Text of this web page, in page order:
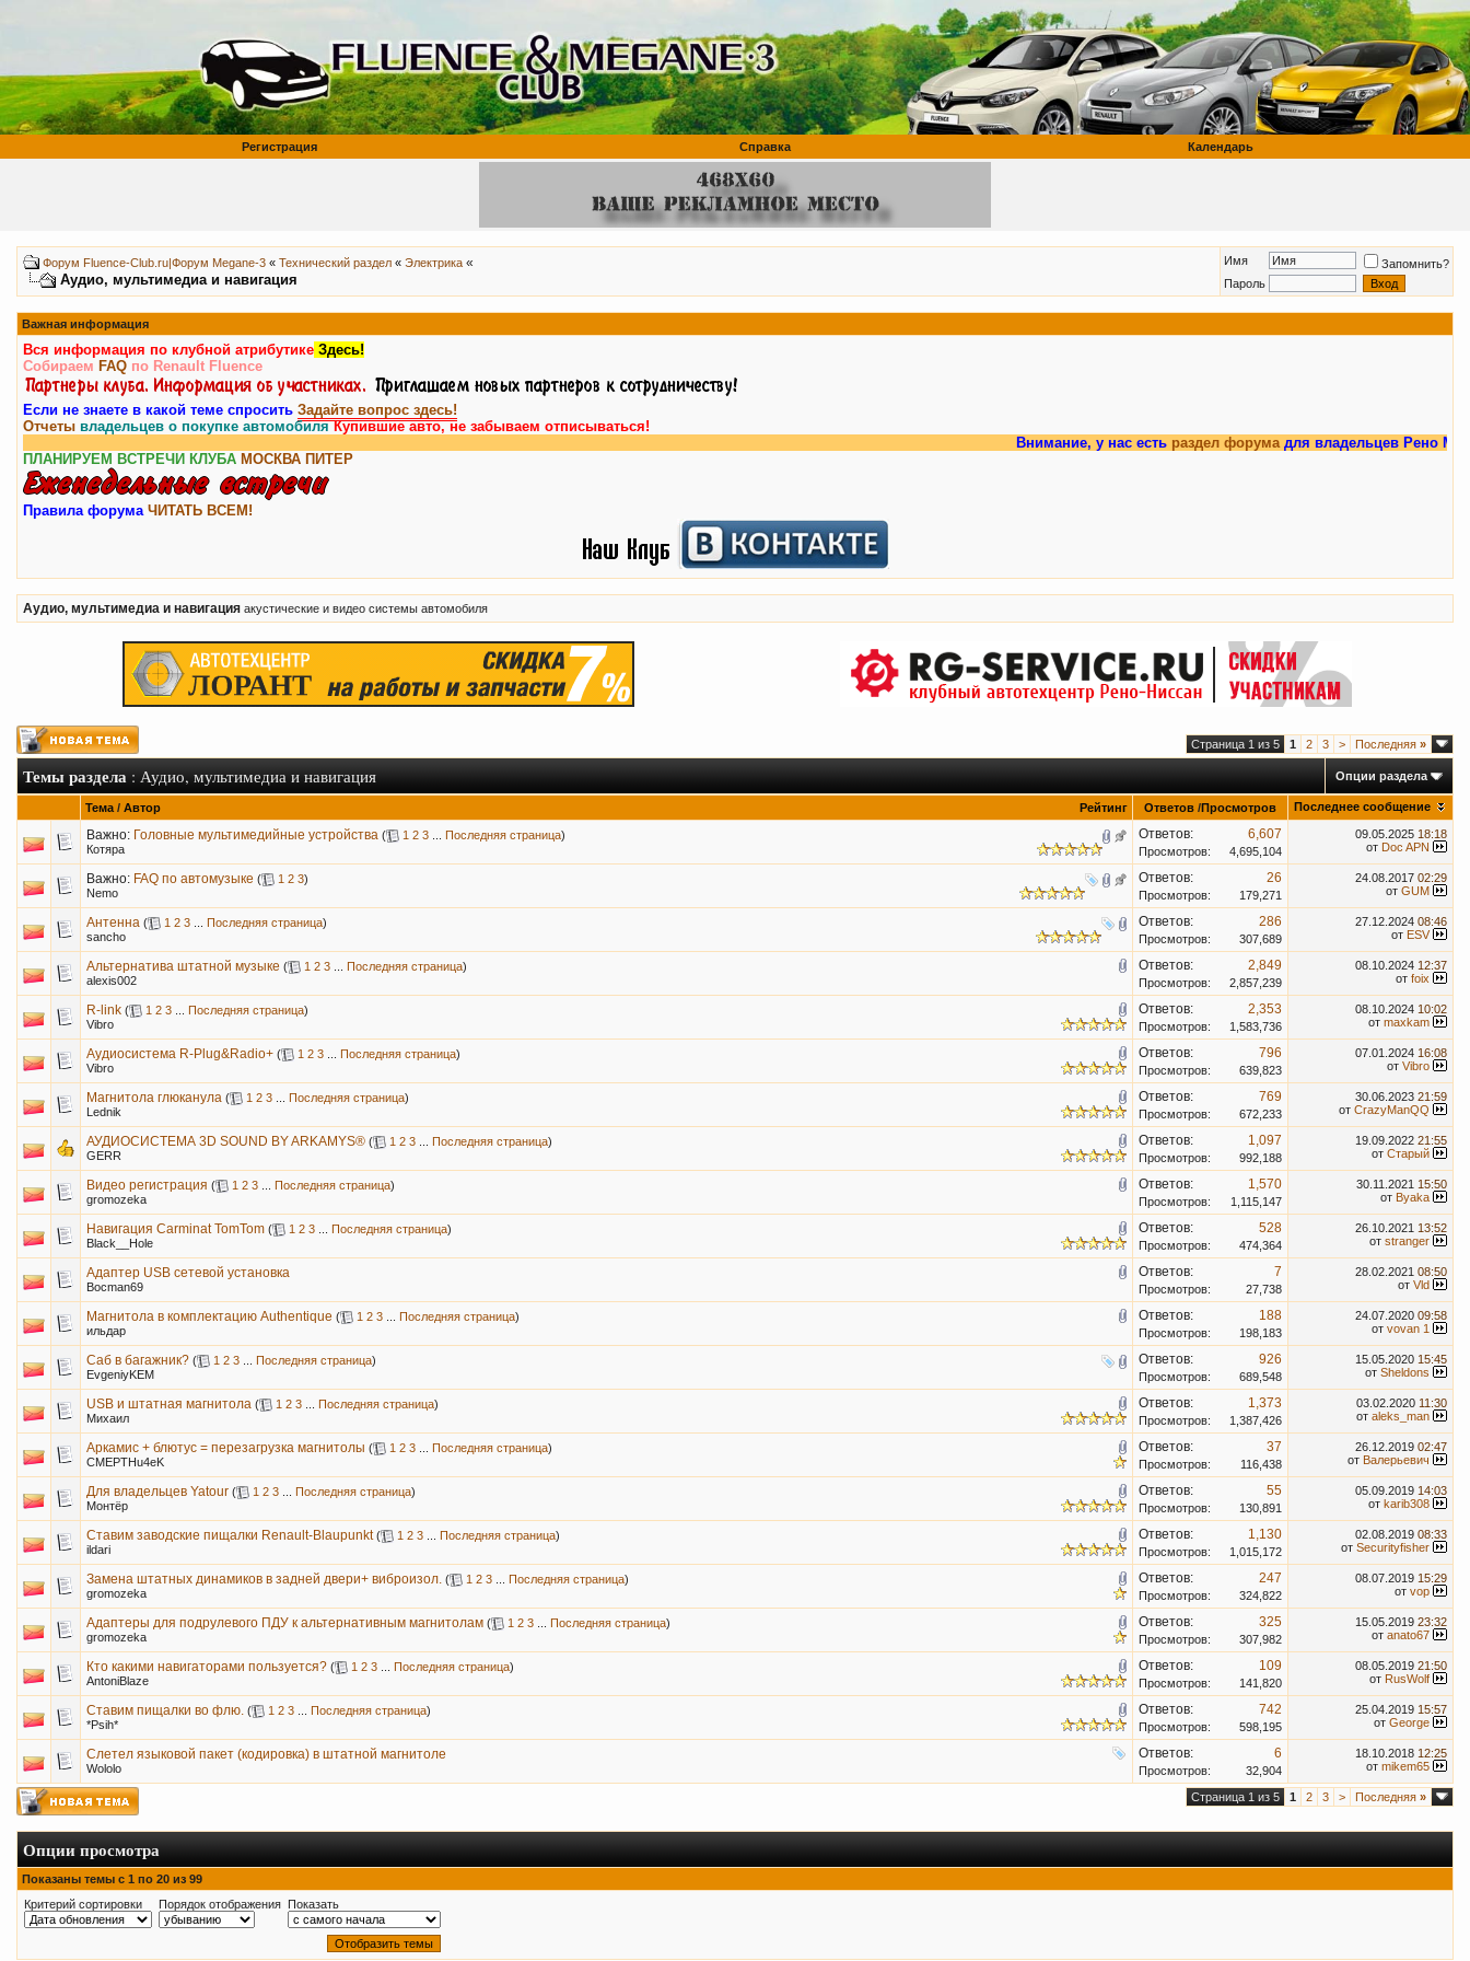
Регистрация Справка Календарь
Форум Fluence-Club.ru|Форум Megane-3 « Технический раздел « Электрика «
Аудио, мультимедиа и навигация
Имя
Запомнить?
Пароль
Важная информация
Вся информация по клубной атрибутике Здесь!
Собираем FAQ по Renault Fluence
Если не знаете в какой теме спросить Задайте вопрос здесь!
Отчеты владельцев о покупке автомобиляКупившие авто, не забываем отписываться!
Внимание, у нас естьраздел форумадля владельцев Рено Меган 3.
ПЛАНИРУЕМ ВСТРЕЧИ КЛУБА МОСКВА ПИТЕР
Правила форума ЧИТАТЬ ВСЕМ!
Аудио, мультимедиа и навигация акустические и видео системы автомобиля
Страница 1 из 5 1 2 3 > Последняя »
Темы раздела: Аудио, мультимедиа и навигация Опции раздела
Рейтинг
Тема / Автор Ответов /Просмотров Последнее сообщение
Важно: Головные мультимедийные устройства ( 1 2 3 Последняя страница)
Котяра
6,607
Ответов:
4,695,104
Просмотров:
09.05.2025 18:18
от Doc APN
Важно: FAQ по автомузыке ( 1 2 3)
Nemo
26
Ответов:
179,271
Просмотров:
24.08.2017 02:29
от GUM
Антенна ( 1 2 3 Последняя страница)
sancho
286
Ответов:
307,689
Просмотров:
27.12.2024 08:46
от ESV
Альтернатива штатной музыке ( 1 2 3 Последняя страница)
alexis002
2,849
Ответов:
2,857,239
Просмотров:
08.10.2024 12:37
от foix
R-link ( 1 2 3 Последняя страница)
Vibro
2,353
Ответов:
1,583,736
Просмотров:
08.10.2024 10:02
от maxkam
Аудиосистема R-Plug&Radio+ ( 1 2 3 Последняя страница)
Vibro
796
Ответов:
639,823
Просмотров:
07.01.2024 16:08
от Vibro
Магнитола глюканула ( 1 2 3 Последняя страница)
Lednik
769
Ответов:
672,233
Просмотров:
30.06.2023 21:59
от CrazyManQQ
АУДИОСИСТЕМА 3D SOUND BY ARKAMYS® ( 1 2 3 Последняя страница)
GERR
1,097
Ответов:
992,188
Просмотров:
19.09.2022 21:55
от Старый
Видео регистрация ( 1 2 3 Последняя страница)
gromozeka
1,570
Ответов:
1,115,147
Просмотров:
30.11.2021 15:50
от Byaka
Навигация Carminat TomTom ( 1 2 3 Последняя страница)
Black__Hole
528
Ответов:
474,364
Просмотров:
26.10.2021 13:52
от stranger
Адаптер USB сетевой установка
Bocman69
7
Ответов:
27,738
Просмотров:
28.02.2021 08:50
от Vld
Магнитола в комплектацию Authentique ( 1 2 3 Последняя страница)
ильдар
188
Ответов:
198,183
Просмотров:
24.07.2020 09:58
от vovan 1
Саб в багажник? ( 1 2 3 Последняя страница)
EvgeniyKEM
926
Ответов:
689,548
Просмотров:
15.05.2020 15:45
от Sheldons
USB и штатная магнитола ( 1 2 3 Последняя страница)
Михаил
1,373
Ответов:
1,387,426
Просмотров:
03.02.2020 11:30
от aleks_man
Аркамис + блютус = перезагрузка магнитолы ( 1 2 3 Последняя страница)
CMEPTHu4eK
37
Ответов:
116,438
Просмотров:
26.12.2019 02:47
от Валерьевич
Для владельцев Yatour ( 1 2 3 Последняя страница)
Монтёр
55
Ответов:
130,891
Просмотров:
05.09.2019 14:03
от karib308
Ставим заводские пищалки Renault-Blaupunkt ( 1 2 3 Последняя страница)
ildari
1,130
Ответов:
1,015,172
Просмотров:
02.08.2019 08:33
от Securityfisher
Замена штатных динамиков в задней двери+ виброизол. ( 1 2 3 Последняя страница)
gromozeka
247
Ответов:
324,822
Просмотров:
08.07.2019 15:29
от vop
Адаптеры для подрулевого ПДУ к альтернативным магнитолам ( 1 2 3 Последняя страница)
gromozeka
325
Ответов:
307,982
Просмотров:
15.05.2019 23:32
от anato67
Кто какими навигаторами пользуется? ( 1 2 3 Последняя страница)
AntoniBlaze
109
Ответов:
141,820
Просмотров:
08.05.2019 21:50
от RusWolf
Ставим пищалки во флю. ( 1 2 3 Последняя страница)
*Psih*
742
Ответов:
598,195
Просмотров:
25.04.2019 15:57
от George
Слетел языковой пакет (кодировка) в штатной магнитоле
Wololo
6
Ответов:
32,904
Просмотров:
18.10.2018 12:25
от mikem65
Страница 1 из 5 1 2 3 > Последняя »
Опции просмотра
Показаны темы с 1 по 20 из 99
Критерий сортировки
Порядок отображения Показать